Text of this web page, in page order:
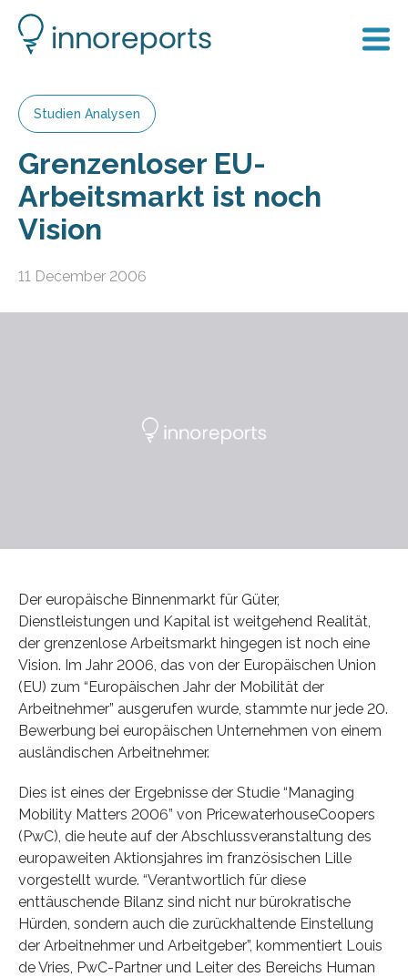
Studien Analysen
Grenzenloser EU-
Arbeitsmarkt ist noch
Vision
11 December 2006
Der europäische Binnenmarkt für Güter,
Dienstleistungen und Kapital ist weitgehend Realität,
der grenzenlose Arbeitsmarkt hingegen ist noch eine
Vision. Im Jahr 2006, das von der Europäischen Union
(EU) zum “Europäischen Jahr der Mobilität der
Arbeitnehmer” ausgerufen wurde, stammte nur jede 20.
Bewerbung bei europäischen Unternehmen von einem
ausländischen Arbeitnehmer.
Dies ist eines der Ergebnisse der Studie “Managing
Mobility Matters 2006” von PricewaterhouseCoopers
(PwC), die heute auf der Abschlussveranstaltung des
europaweiten Aktionsjahres im französischen Lille
vorgestellt wurde. “Verantwortlich für diese
enttäuschende Bilanz sind nicht nur bürokratische
Hürden, sondern auch die zurückhaltende Einstellung
der Arbeitnehmer und Arbeitgeber”, kommentiert Louis
de Vries, PwC-Partner und Leiter des Bereichs Human